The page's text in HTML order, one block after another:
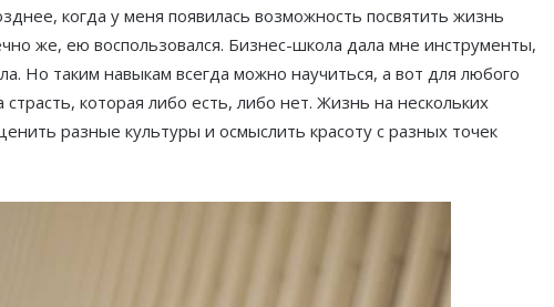
когда у меня появилась возможность посвятить жизнь
же, ею воспользовался. Бизнес-школа дала мне инструменты,
Но таким навыкам всегда можно научиться, а вот для любого
которая либо есть, либо нет. Жизнь на нескольких
разные культуры и осмыслить красоту с разных точек